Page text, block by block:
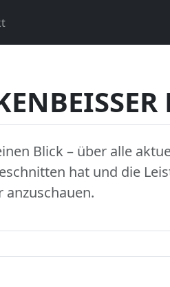
Blick – über alle
hat und die
anzuschauen.